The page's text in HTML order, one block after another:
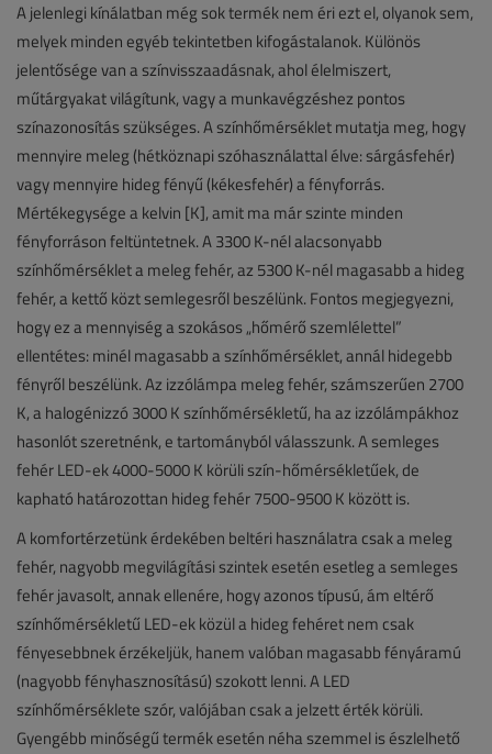
A jelenlegi kínálatban még sok termék nem éri ezt el, olyanok sem,
melyek minden egyéb tekintetben kifogástalanok. Különös
jelentősége van a színvisszaadásnak, ahol élelmiszert,
műtárgyakat világítunk, vagy a munkavégzéshez pontos
színazonosítás szükséges. A színhőmérséklet mutatja meg, hogy
mennyire meleg (hétköznapi szóhasználattal élve: sárgásfehér)
vagy mennyire hideg fényű (kékesfehér) a fényforrás.
Mértékegysége a kelvin [K], amit ma már szinte minden
fényforráson feltüntetnek. A 3300 K-nél alacsonyabb
színhőmérséklet a meleg fehér, az 5300 K-nél magasabb a hideg
fehér, a kettő közt semlegesről beszélünk. Fontos megjegyezni,
hogy ez a mennyiség a szokásos „hőmérő szemlélettel”
ellentétes: minél magasabb a színhőmérséklet, annál hidegebb
fényről beszélünk. Az izzólámpa meleg fehér, számszerűen 2700
K, a halogénizzó 3000 K színhőmérsékletű, ha az izzólámpákhoz
hasonlót szeretnénk, e tartományból válasszunk. A semleges
fehér LED-ek 4000-5000 K körüli szín-hőmérsékletűek, de
kapható határozottan hideg fehér 7500-9500 K között is.
A komfortérzetünk érdekében beltéri használatra csak a meleg
fehér, nagyobb megvilágítási szintek esetén esetleg a semleges
fehér javasolt, annak ellenére, hogy azonos típusú, ám eltérő
színhőmérsékletű LED-ek közül a hideg fehéret nem csak
fényesebbnek érzékeljük, hanem valóban magasabb fényáramú
(nagyobb fényhasznosítású) szokott lenni. A LED
színhőmérséklete szór, valójában csak a jelzett érték körüli.
Gyengébb minőségű termék esetén néha szemmel is észlelhető